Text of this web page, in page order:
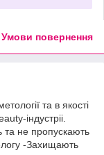
Умови повернення
та в якості
індустріі.
та не пропускають
-Захищають